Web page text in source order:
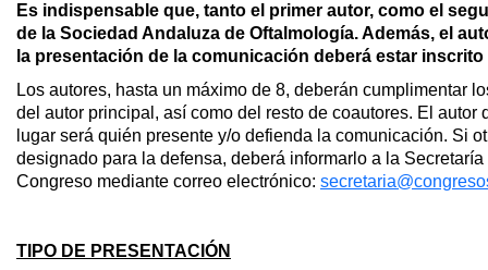
Es indispensable que, tanto el primer autor, como el
de la Sociedad Andaluza de Oftalmología. Además, el
la presentación de la comunicación deberá estar
Los autores, hasta un máximo de 8, deberán cumplimentar
del autor principal, así como del resto de coautores. El autor
lugar será quién presente y/o defienda la comunicación. Si
designado para la defensa, deberá informarlo a la
Congreso mediante correo electrónico:
TIPO DE PRESENTACIÓN